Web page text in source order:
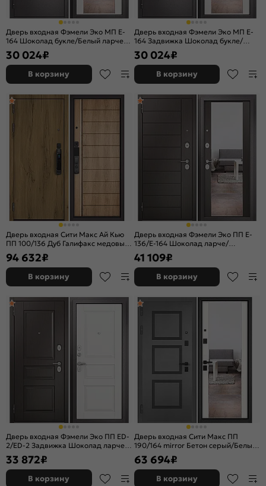
Дверь входная Фэмели Эко МП E-
164 Шоколад букле/Белый ларче, с
зеркалом, 2 замка
30 024₽
В корзину
Дверь входная Фэмели Эко МП E-
164 Задвижка Шоколад букле/
Белый ларче, с зеркалом, 2 замка,
с ночной задвижкой
30 024₽
В корзину
Дверь входная Сити Макс Ай Кью
ПП 100/136 Дуб Галифакс медовый/
Дуб шале натуральный, 2 замка
94 632₽
В корзину
Дверь входная Фэмели Эко ПП E-
136/E-164 Шоколад ларче/
Шоколад ларче, с зеркалом, 2
замка
41 109₽
В корзину
Дверь входная Фэмели Эко ПП ED-
2/ED-2 Задвижка Шоколад ларче/
Белый ларче, 2 замка, с ночной
задвижкой
33 872₽
В корзину
Дверь входная Сити Макс ПП
190/164 mirror Бетон серый/Белый
матовый, с зеркалом, 2 замка, с
ночной задвижкой
63 694₽
В корзину